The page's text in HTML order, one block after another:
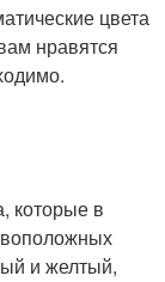
цвета
нравятся
которые в
и желтый,